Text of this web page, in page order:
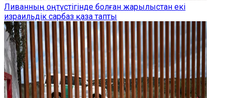
Ливанның оңтүстігінде болған жарылыстан екі
израильдік сарбаз қаза тапты